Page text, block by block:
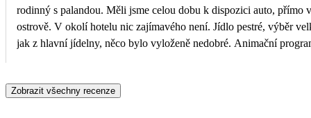
rodinný s palandou. Měli jsme celou dobu k dispozici auto, přímo
ostrově. V okolí hotelu nic zajímavého není. Jídlo pestré, výběr
jak z hlavní jídelny, něco bylo vyloženě nedobré. Animační
hotelu jsme si užili.
Zobrazit všechny recenze